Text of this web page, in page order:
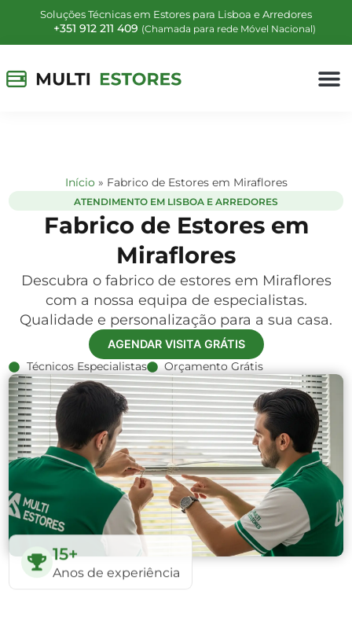
Soluções Técnicas em Estores para Lisboa e Arredores
+351 912 211 409 (Chamada para rede Móvel Nacional)
Início » Fabrico de Estores em Miraflores
ATENDIMENTO EM LISBOA E ARREDORES
Fabrico de Estores em
Miraflores
Descubra o fabrico de estores em Miraflores
com a nossa equipa de especialistas.
Qualidade e personalização para a sua casa.
AGENDAR VISITA GRÁTIS
Técnicos Especialistas Orçamento Grátis
15+
Anos de experiência